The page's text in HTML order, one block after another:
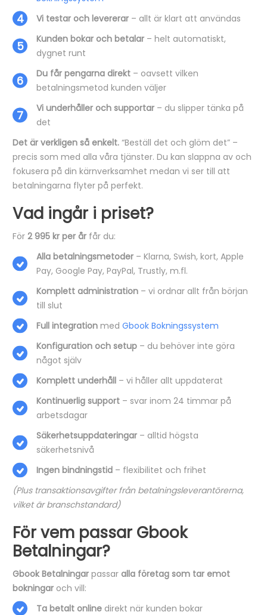
Vi testar och levererar – allt är klart att användas
Kunden bokar och betalar – helt automatiskt,
dygnet runt
Du får pengarna direkt – oavsett vilken
betalningsmetod kunden väljer
Vi underhåller och supportar – du slipper tänka på
det
Det är verkligen så enkelt. “Beställ det och glöm det” –
precis som med alla våra tjänster. Du kan slappna av och
fokusera på din kärnverksamhet medan vi ser till att
betalningarna flyter på perfekt.
Vad ingår i priset?
För 2 995 kr per år får du:
Alla betalningsmetoder – Klarna, Swish, kort, Apple
Pay, Google Pay, PayPal, Trustly, m.fl.
Komplett administration – vi ordnar allt från början
till slut
Full integration med Gbook Bokningssystem
Konfiguration och setup – du behöver inte göra
något själv
Komplett underhåll – vi håller allt uppdaterat
Kontinuerlig support – svar inom 24 timmar på
arbetsdagar
Säkerhetsuppdateringar – alltid högsta
säkerhetsnivå
Ingen bindningstid – flexibilitet och frihet
(Plus transaktionsavgifter från betalningsleverantörerna,
vilket är branschstandard)
För vem passar Gbook
Betalningar?
Gbook Betalningar passar alla företag som tar emot
bokningar och vill:
Ta betalt online direkt när kunden bokar